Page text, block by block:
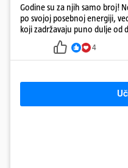
Godine su za njih samo broj!
po svojoj posebnoj energiji,
koji zadržavaju puno dulje od
4